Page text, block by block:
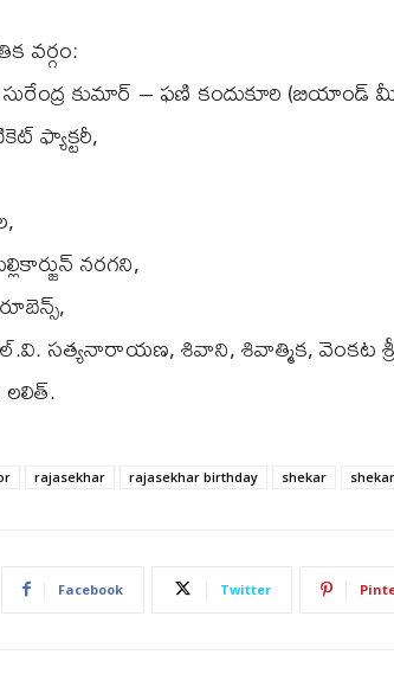
వర్గం:
కుమార్ – ఫణి కందుకూరి
ఫ్యాక్టరీ,
నరగని,
సత్యనారాయణ, శివాని, శివాత్మిక, వెంకట
లలిత్.
rajasekhar rajasekhar birthday shekar
Facebook Twitter